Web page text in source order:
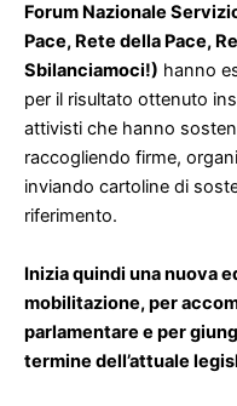
Forum Nazionale
Pace, Rete della Pace,
Sbilanciamoci!) hanno
per il risultato ottenuto
attivisti che hanno
raccogliendo firme,
inviando cartoline di
riferimento.
Inizia quindi una nuova
mobilitazione, per
parlamentare e per
termine dell’attuale